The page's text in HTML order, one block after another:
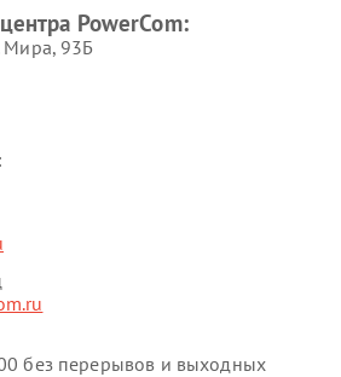
PowerCom:
Мира, 93Б
без перерывов и выходных